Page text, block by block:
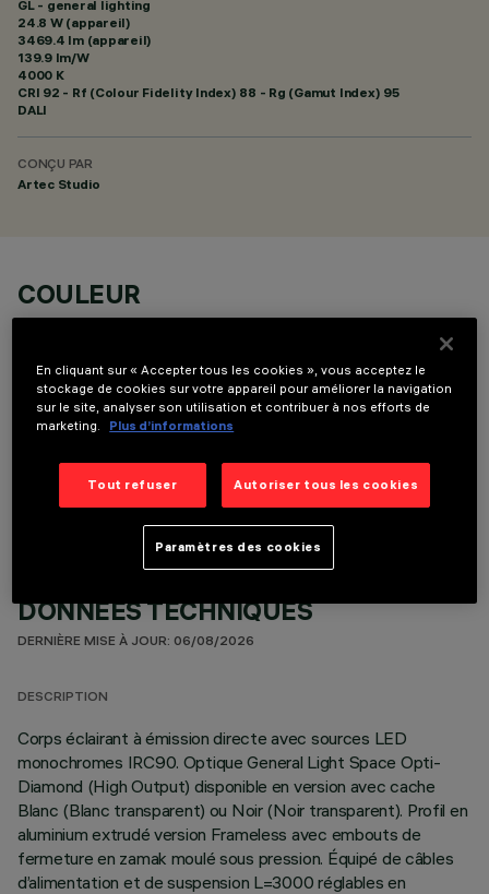
GL - general lighting
24.8 W (appareil)
3469.4 lm (appareil)
139.9 lm/W
4000 K
CRI 92 - Rf (Colour Fidelity Index) 88 - Rg (Gamut Index) 95
DALI
CONÇU PAR
Artec Studio
COULEUR
DONNÉES TECHNIQUES
DERNIÈRE MISE À JOUR: 06/08/2026
DESCRIPTION
Corps éclairant à émission directe avec sources LED
monochromes IRC90. Optique General Light Space Opti-
Diamond (High Output) disponible en version avec cache
Blanc (Blanc transparent) ou Noir (Noir transparent). Profil en
aluminium extrudé version Frameless avec embouts de
fermeture en zamak moulé sous pression. Équipé de câbles
d’alimentation et de suspension L=3000 réglables en
En cliquant sur « Accepter tous les cookies », vous acceptez le
stockage de cookies sur votre appareil pour améliorer la navigation
sur le site, analyser son utilisation et contribuer à nos efforts de
marketing.
Plus d’informations
Tout refuser Autoriser tous les cookies
Paramètres des cookies